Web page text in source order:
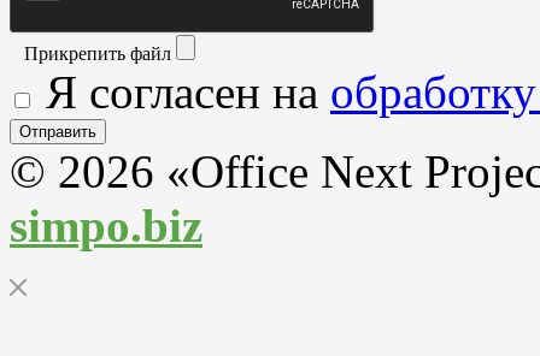
Прикрепить файл
Я согласен на
© 2026 «Office Next
simpo.biz